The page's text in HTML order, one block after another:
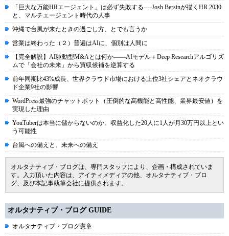
「巨大な万能HRエージェント」は必ず失敗する----Josh Bersinが描くHR 2030
と、マルチエージェント時代の人事
沖縄で台風が来たときの過ごし方、とでも言うか
営業は終わった（２）普遍はAIに、個別は人間に
【完全解説】AI駆動型M&Aとは何か――AIモデル＋Deep Researchアルゴリズ
ムで「会社の未来」から買収候補を逆算する
前年同期比43%成長、世界クラウド市場における上位3社シェアとネオクラウ
ド企業9社の影響
WordPress最強のチャットボット（圧倒的な高機能と高性能、業界最安値）を
実現した理由
YouTuberは本当に儲からないのか。収益化した20人に1人が月30万円以上とい
う可能性
台風への備えと、未来への備え
オルタナティブ・ブログは、専門スタッフにより、企画・構成されていま
す。入力頂いた内容は、アイティメディアの他、オルタナティブ・ブロ
グ、及び本記事執筆会社に提供されます。
オルタナティブ・ブログ GUIDE
オルタナティブ・ブログ憲章